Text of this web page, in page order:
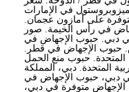
في الإمارات
على أمازون عجمان.
في رأس الخيمة. صور
دبي. حبوب الإجهاض في
حبوب الإجهاض في قطر.
المتحدة. حبوب منع الحمل
المتحدة. دبي، المملكة
دبي، حبوب الإجهاض في
حبوب الإجهاض متوفرة في دبي،